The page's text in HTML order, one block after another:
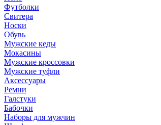
Футболки
Свитера
Носки
Обувь
Мужские кеды
Мокасины
Мужские кроссовки
Мужские туфли
Аксессуары
Ремни
Галстуки
Бабочки
Наборы для мужчин